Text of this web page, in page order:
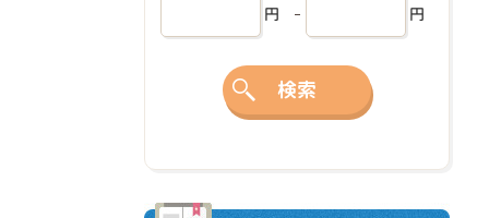
円 円
検索